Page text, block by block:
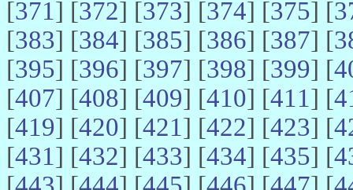
[371] [372] [373] [374] [375] [
[383] [384] [385] [386] [387] [
[395] [396] [397] [398] [399] [
[407] [408] [409] [410] [411] [
[419] [420] [421] [422] [423] [
[431] [432] [433] [434] [435] [